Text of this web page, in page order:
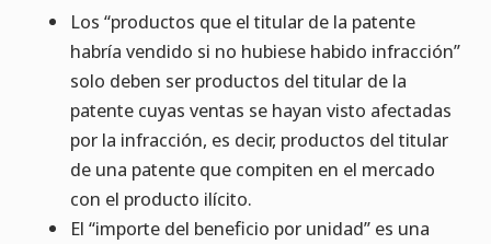
Los “productos que el titular de la patente
habría vendido si no hubiese habido infracción”
solo deben ser productos del titular de la
patente cuyas ventas se hayan visto afectadas
por la infracción, es decir, productos del titular
de una patente que compiten en el mercado
con el producto ilícito.
El “importe del beneficio por unidad” es una